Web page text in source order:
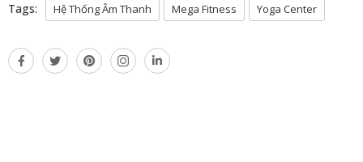
Tags: Hệ Thống Âm Thanh Mega Fitness Yoga Center